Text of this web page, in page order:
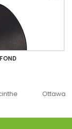
Ottawa